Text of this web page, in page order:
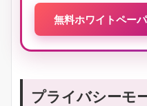
無料ホワイトペー
プライバシーモ